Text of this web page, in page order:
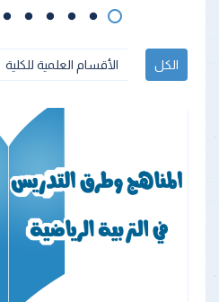
الكل الأقسام العلمية للكلية